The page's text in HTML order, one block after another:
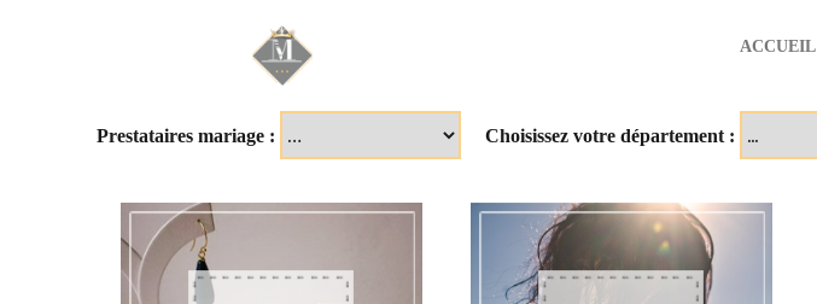
Mariage & Savoir faire
ACCUEIL
Prestataires mariage : Choisissez votre département :